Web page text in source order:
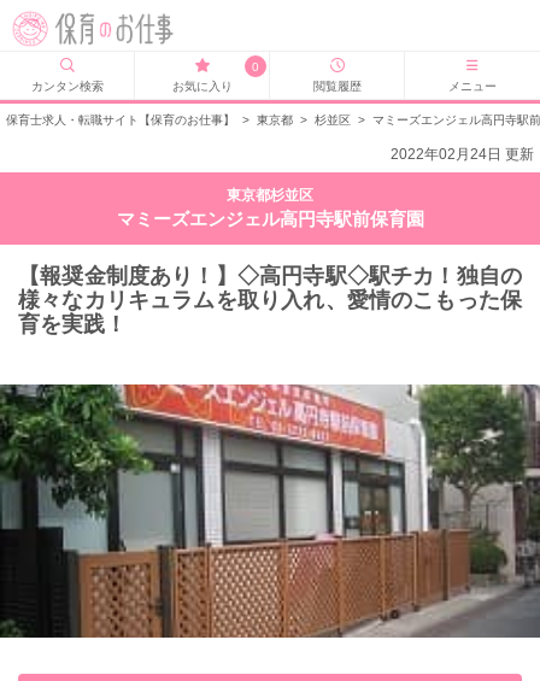
カンタン検索
0
お気に入り
閲覧履歴 メニュー
保育士求人・転職サイト【保育のお仕事】 > 東京都 > 杉並区 > マミーズエンジェル高円寺駅
2022年02月24日 更新
東京都杉並区
マミーズエンジェル高円寺駅前保育園
【報奨金制度あり！】◇高円寺駅◇駅チカ！独自の
様々なカリキュラムを取り入れ、愛情のこもった保
育を実践！